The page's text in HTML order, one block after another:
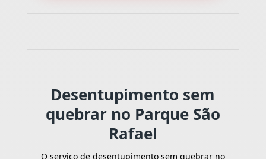
Desentupimento sem
quebrar no Parque São
Rafael
O serviço de desentupimento sem quebrar no